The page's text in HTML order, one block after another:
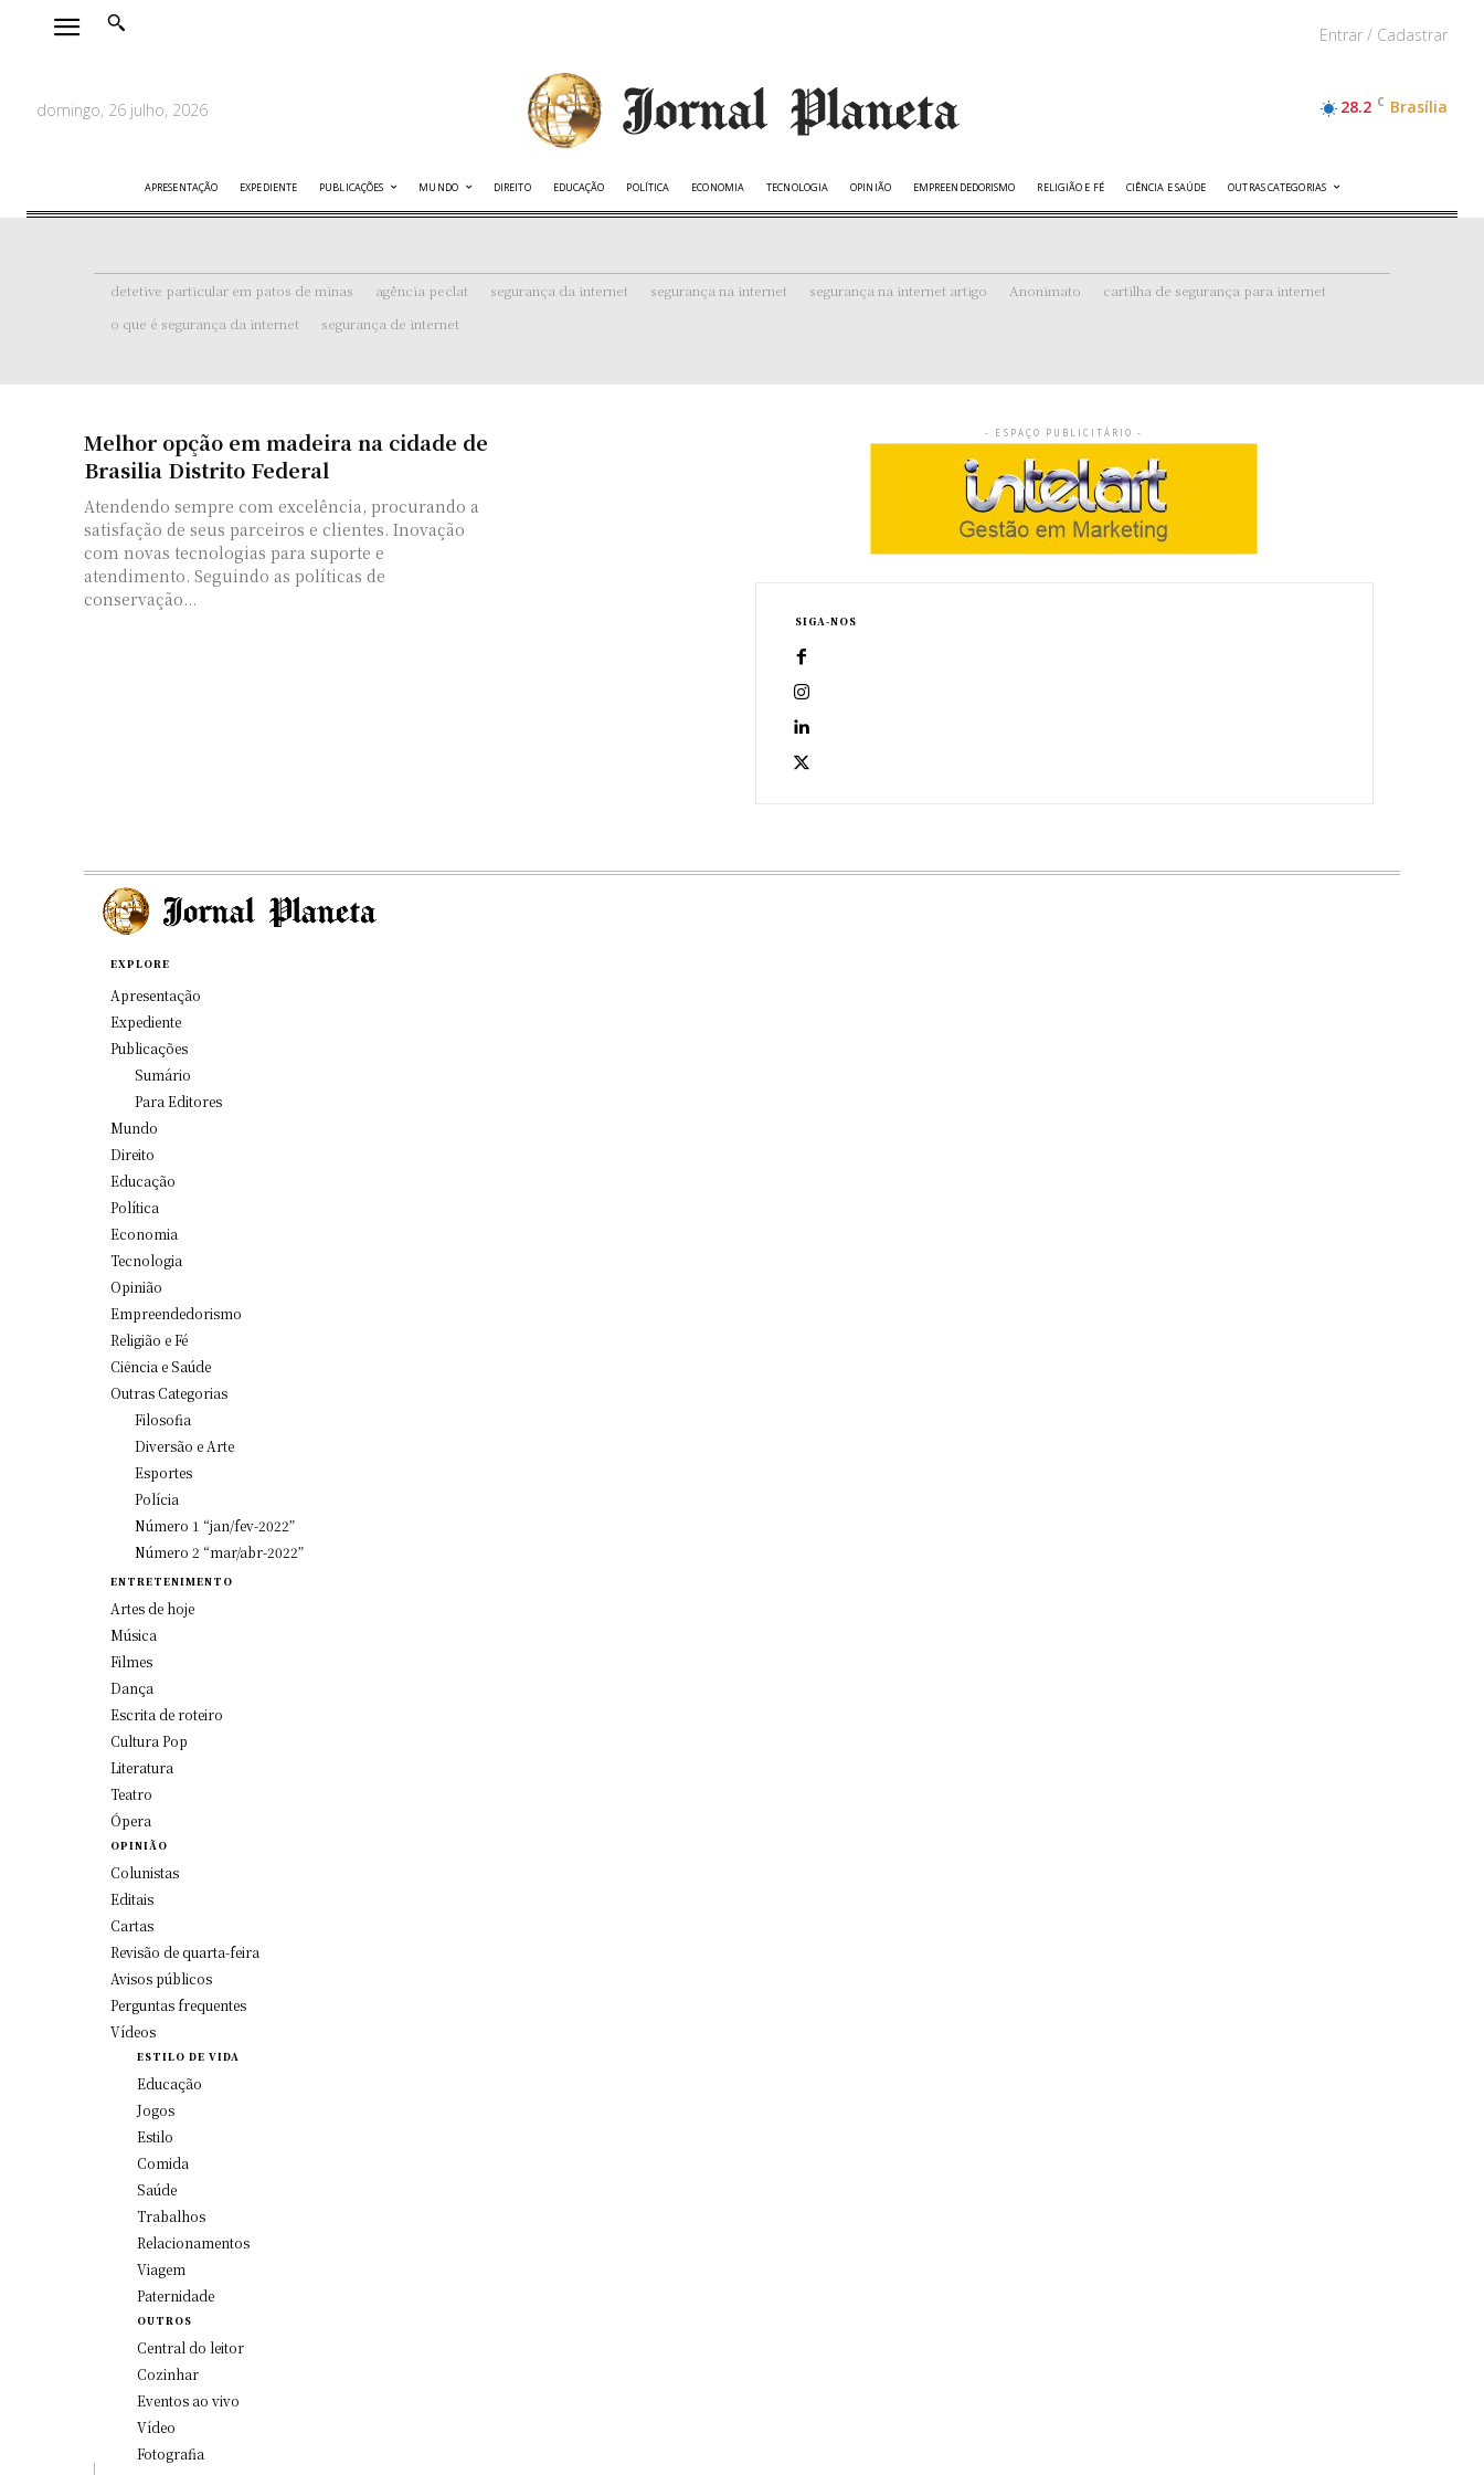
Entrar / Cadastrar
domingo, 26 julho, 2026 28.2 C Brasília
APRESENTAÇÃO EXPEDIENTE PUBLICAÇÕES MUNDO DIREITO EDUCAÇÃO POLÍTICA ECONOMIA TECNOLOGIA OPINIÃO EMPREENDEDORISMO RELIGIÃO E FÉ CIÊNCIA E SAÚDE OUTRAS CATEGORIAS
detetive particular em patos de minas agência peclat segurança da internet segurança na internet segurança na internet artigo Anonimato
cartilha de segurança para internet
o que é segurança da internet
segurança de internet
Melhor opção em madeira na cidade de
Brasilia Distrito Federal
Atendendo sempre com excelência, procurando a
satisfação de seus parceiros e clientes. Inovação
com novas tecnologias para suporte e
atendimento. Seguindo as políticas de
conservação...
- ESPAÇO PUBLICITÁRIO -
SIGA-NOS
EXPLORE
Apresentação
Expediente
Publicações
Sumário
Para Editores
Mundo
Direito
Educação
Política
Economia
Tecnologia
Opinião
Empreendedorismo
Religião e Fé
Ciência e Saúde
Outras Categorias
Filosofia
Diversão e Arte
Esportes
Polícia
Número 1 “jan/fev-2022”
Número 2 “mar/abr-2022”
ENTRETENIMENTO
Artes de hoje
Música
Filmes
Dança
Escrita de roteiro
Cultura Pop
Literatura
Teatro
Ópera
OPINIÃO
Colunistas
Editais
Cartas
Revisão de quarta-feira
Avisos públicos
Perguntas frequentes
Vídeos
ESTILO DE VIDA
Educação
Jogos
Estilo
Comida
Saúde
Trabalhos
Relacionamentos
Viagem
Paternidade
OUTROS
Central do leitor
Cozinhar
Eventos ao vivo
Vídeo
Fotografia